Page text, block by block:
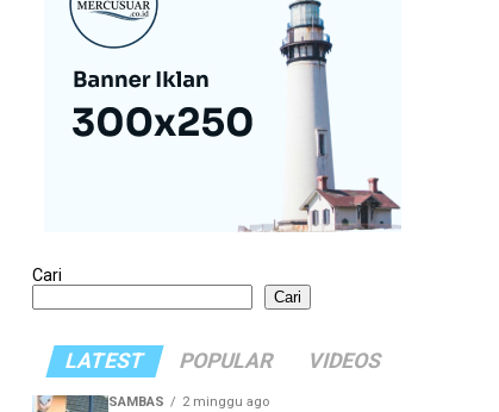
Cari
Cari
LATEST POPULAR VIDEOS
SAMBAS 2 minggu ago